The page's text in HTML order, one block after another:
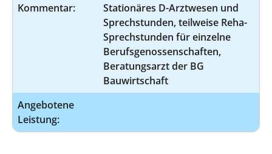
Kommentar:
Stationäres D-Arztwesen und
Sprechstunden, teilweise Reha-
Sprechstunden für einzelne
Berufsgenossenschaften,
Beratungsarzt der BG
Bauwirtschaft
Angebotene
Leistung: